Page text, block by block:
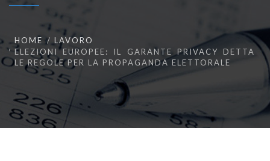
HOME
LAVORO
ELEZIONI EUROPEE: IL GARANTE PRIVACY DETTA
LE REGOLE PER LA PROPAGANDA ELETTORALE